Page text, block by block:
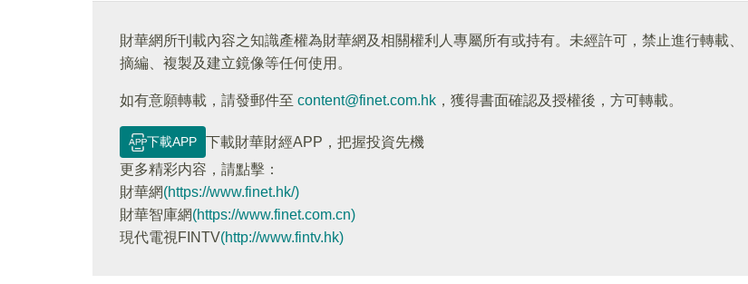
財華網所刊載內容之知識產權為財華網及相關權利人專屬所有或持有。未經許可，禁止進行轉載、
摘編、複製及建立鏡像等任何使用。
如有意願轉載，請發郵件至 content@finet.com.hk ，獲得書面確認及授權後，方可轉載。
下載APP
下載財華財經APP，把握投資先機
更多精彩内容，請點擊：
財華網(https://www.finet.hk/)
財華智庫網(https://www.finet.com.cn)
現代電視FINTV(http://www.fintv.hk)